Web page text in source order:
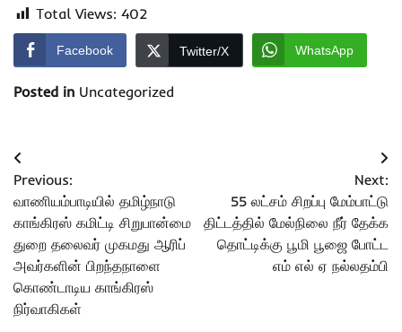
Total Views: 402
Facebook Twitter/X WhatsApp
Posted in Uncategorized
Post
navigation
Previous:
வாணியம்பாடியில் தமிழ்நாடு
காங்கிரஸ் கமிட்டி சிறுபான்மை
துறை தலைவர் முகமது ஆரிப்
அவர்களின் பிறந்தநாளை
கொண்டாடிய காங்கிரஸ்
நிர்வாகிகள்
Next:
55 லட்சம் சிறப்பு மேம்பாட்டு
திட்டத்தில் மேல்நிலை நீர் தேக்க
தொட்டிக்கு பூமி பூஜை போட்ட
எம் எல் ஏ நல்லதம்பி